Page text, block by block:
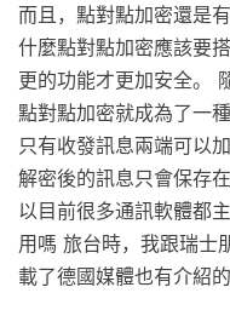
而且，點對點加密還是
什麼點對點加密應該要
更的功能才更加安全。
點對點加密就成為了一
只有收發訊息兩端可以
解密後的訊息只會保存
以目前很多通訊軟體都
用嗎 旅台時，我跟瑞士
載了德國媒體也有介紹